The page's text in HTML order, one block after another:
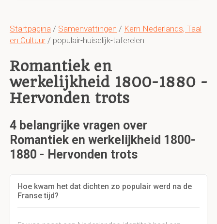
Startpagina / Samenvattingen / Kern Nederlands, Taal
en Cultuur/ populair-huiselijk-taferelen
Romantiek en
werkelijkheid 1800-1880 -
Hervonden trots
4 belangrijke vragen over
Romantiek en werkelijkheid 1800-
1880 - Hervonden trots
Hoe kwam het dat dichten zo populair werd na de
Franse tijd?